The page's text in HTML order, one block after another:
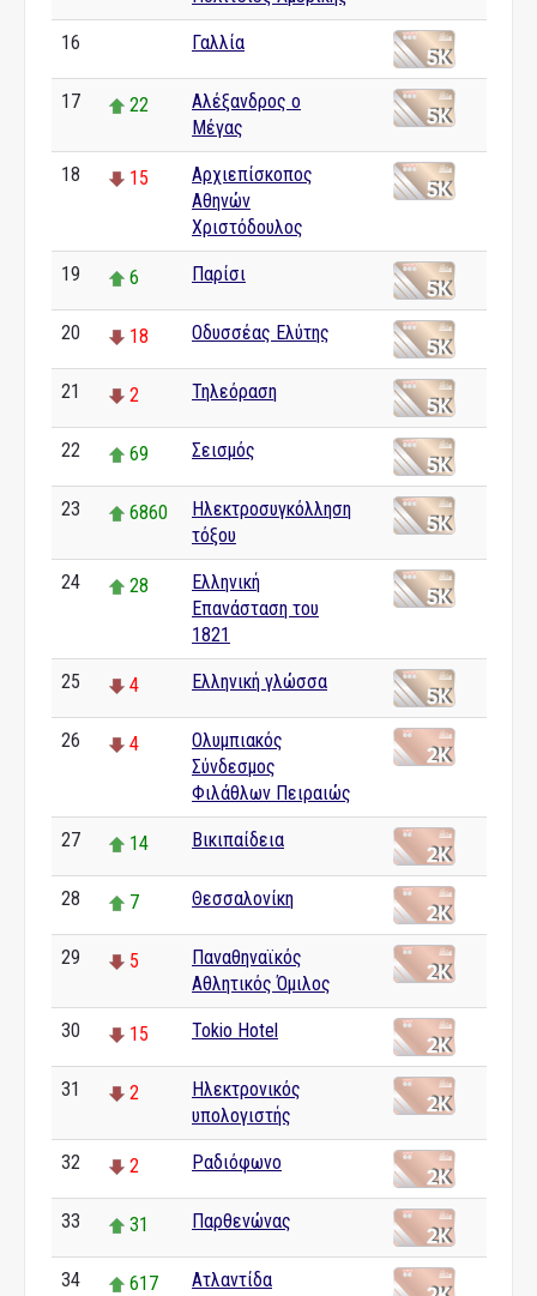
16 Γαλλία
17 22
Αλέξανδρος ο
Μέγας
18 15
Αρχιεπίσκοπος
Aθηνών
Χριστόδουλος
19 6 Παρίσι
20 18 Οδυσσέας Ελύτης
21 2 Τηλεόραση
22 69 Σεισμός
23 6860
Ηλεκτροσυγκόλληση
τόξου
24 28
Ελληνική
Επανάσταση του
1821
25 4 Ελληνική γλώσσα
26 4
Ολυμπιακός
Σύνδεσμος
Φιλάθλων Πειραιώς
27 14 Βικιπαίδεια
28 7 Θεσσαλονίκη
29 5
Παναθηναϊκός
Αθλητικός Όμιλος
30 15 Tokio Hotel
31 2
Ηλεκτρονικός
υπολογιστής
32 2 Ραδιόφωνο
33 31 Παρθενώνας
34 617 Ατλαντίδα